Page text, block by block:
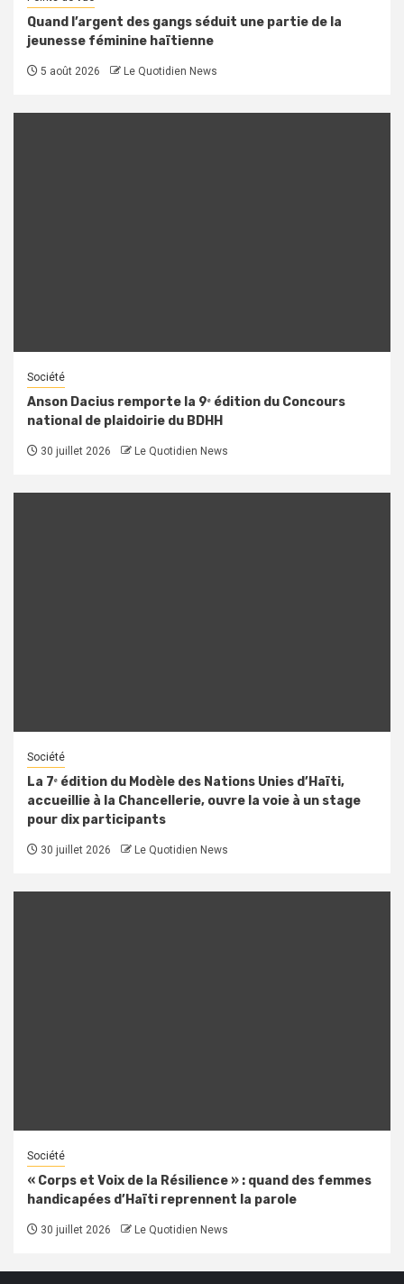
Quand l’argent des gangs séduit une partie de la
jeunesse féminine haïtienne
5 août 2026 Le Quotidien News
Société
Anson Dacius remporte la 9ᵉ édition du Concours
national de plaidoirie du BDHH
30 juillet 2026 Le Quotidien News
Société
La 7ᵉ édition du Modèle des Nations Unies d’Haïti,
accueillie à la Chancellerie, ouvre la voie à un stage
pour dix participants
30 juillet 2026 Le Quotidien News
Société
« Corps et Voix de la Résilience » : quand des femmes
handicapées d’Haïti reprennent la parole
30 juillet 2026 Le Quotidien News